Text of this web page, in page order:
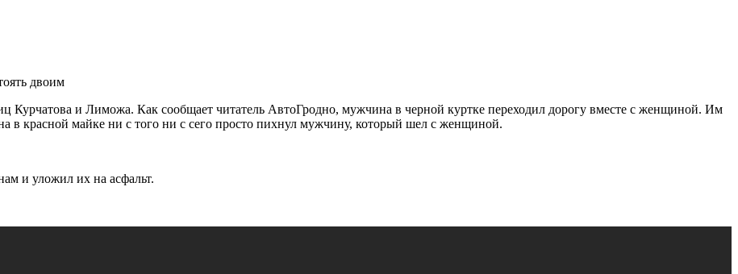
Курчатова и Лиможа. Как сообщает читатель АвтоГродно, мужчина в черной куртке переходил дорогу вместе с женщиной. Им
в красной майке ни с того ни с сего просто пихнул мужчину, который шел с женщиной.
и уложил их на асфальт.